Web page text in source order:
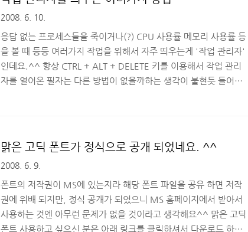
그램은 여러가지가 있습니다. ProcessExplorer, DTaskManager,
Taskinfo 등등.. 여러가지가 있죠^^ 매번 프로그램을 실행할때마다
프로그램 단축키 기능을 이용..
2008. 6. 10.
응답 없는 프로세스들을 죽이거나(?) CPU 사용률 메모리 사용률 등
을 볼 때 등등 여러가지 작업을 위해서 자주 띄우는게 '작업 관리자'
인데요.^^ 항상 CTRL + ALT + DELETE 키를 이용해서 작업 관리
자를 열어온 필자는 다른 방법이 없을까하는 생각이 불현듯 들어서
좋을 것이라 생각합니다. 첫번째, 단축키 사용해서 실행 - 흔히 사용
되는 CTRL + ALT + DELETE 키 - CTRL + SHIFT + ESC - CTRL +
ALT + END 두번째, 시계 트레이에서 작업 관리자..
맑은 고딕 폰트가 정식으로 공개 되었네요. ^^
2008. 6. 9.
폰트의 저작권이 MS에 있는지라 해당 폰트 파일을 공유 하면 저작
권에 위배 되지만, 정식 공개가 되었으니 MS 홈페이지에서 받아서
사용하는 것엔 아무런 문제가 없을 것이라고 생각해요^^ 맑은 고딕
폰트 사용하고 싶으신 분은 아래 링크를 클릭하셔서 다운로드 하시